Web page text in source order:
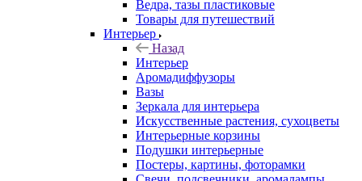
Ведра, тазы пластиковые
Товары для путешествий
Интерьер
Назад
Интерьер
Аромадиффузоры
Вазы
Зеркала для интерьера
Искусственные растения, сухоцветы
Интерьерные корзины
Подушки интерьерные
Постеры, картины, фоторамки